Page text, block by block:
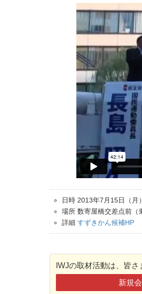
日時 2013年7月15日（月）
場所 数寄屋橋交差点前（
詳細 すずきかん候補HP
IWJの取材活動は、皆
新規